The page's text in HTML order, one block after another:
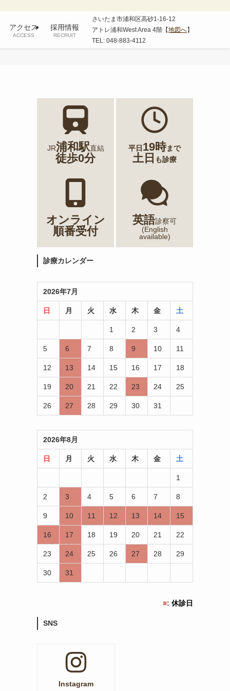
アクセス
ACCESS
採用情報
RECRUIT
さいたま市浦和区高砂1-16-12
アトレ浦和West Area 4階【地図へ】
TEL: 048-883-4112
JR浦和駅直結
徒歩0分
平日 19時まで
土日 も診療
オンライン
順番受付
英語診察可
(English
available)
診療カレンダー
2026年7月
日 月 火 水 木 金 土
1 2 3 4
5 6 7 8 9 10 11
12 13 14 15 16 17 18
19 20 21 22 23 24 25
26 27 28 29 30 31
2026年8月
日 月 火 水 木 金 土
1
2 3 4 5 6 7 8
9 10 11 12 13 14 15
16 17 18 19 20 21 22
23 24 25 26 27 28 29
30 31
■: 休診日
SNS
Instagram